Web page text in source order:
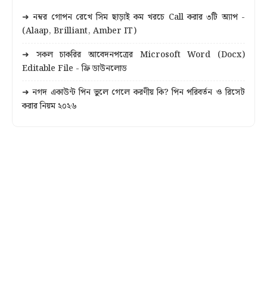
➜ নম্বর গোপন রেখে সিম ছাড়াই কম খরচে Call করার ৩টি অ্যাপ -
(Alaap, Brilliant, Amber IT)
➜ সকল চাকরির আবেদনপত্রের Microsoft Word (Docx)
Editable File - ফ্রি ডাউনলোড
➜ নগদ একাউন্ট পিন ভুলে গেলে করণীয় কি? পিন পরিবর্তন ও রিসেট
করার নিয়ম ২০২৬